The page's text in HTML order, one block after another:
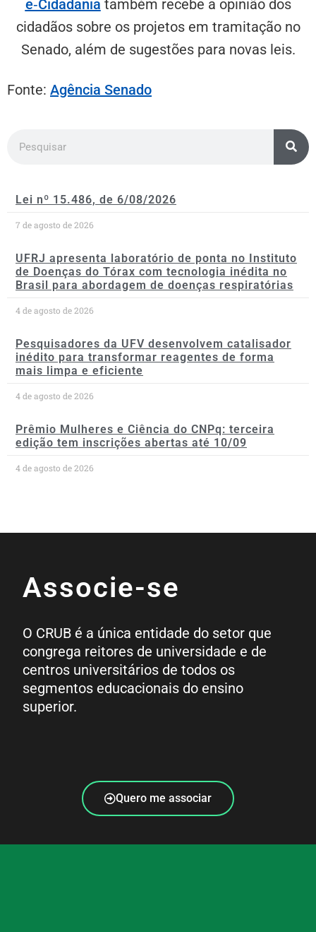
e‑Cidadania também recebe a opinião dos
cidadãos sobre os projetos em tramitação no
Senado, além de sugestões para novas leis.
Fonte: Agência Senado
Lei nº 15.486, de 6/08/2026
7 de agosto de 2026
UFRJ apresenta laboratório de ponta no Instituto
de Doenças do Tórax com tecnologia inédita no
Brasil para abordagem de doenças respiratórias
4 de agosto de 2026
Pesquisadores da UFV desenvolvem catalisador
inédito para transformar reagentes de forma
mais limpa e eficiente
4 de agosto de 2026
Prêmio Mulheres e Ciência do CNPq: terceira
edição tem inscrições abertas até 10/09
4 de agosto de 2026
Associe-se
O CRUB é a única entidade do setor que
congrega reitores de universidade e de
centros universitários de todos os
segmentos educacionais do ensino
superior.
Quero me associar